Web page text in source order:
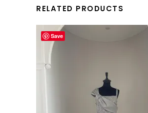
RELATED PRODUCTS
Save